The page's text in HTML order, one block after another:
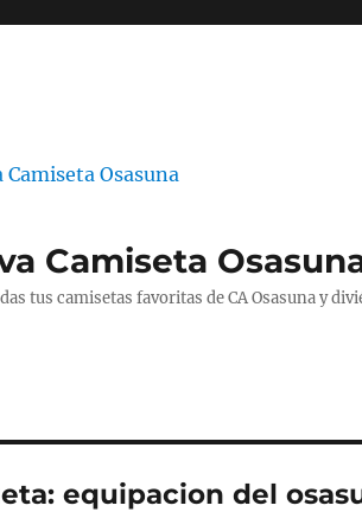
Camiseta
tus camisetas favoritas de CA Osasuna y
equipacion del